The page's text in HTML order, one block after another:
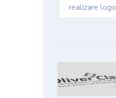
realizare logo